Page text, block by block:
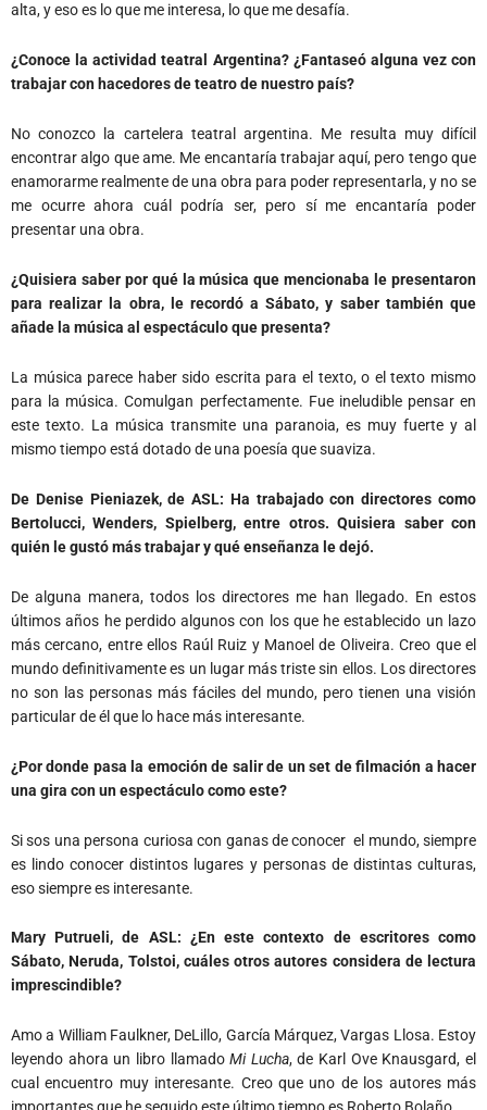
alta, y eso es lo que me interesa, lo que me desafía.
¿Conoce la actividad teatral Argentina? ¿Fantaseó alguna vez con
trabajar con hacedores de teatro de nuestro país?
No conozco la cartelera teatral argentina. Me resulta muy difícil
encontrar algo que ame. Me encantaría trabajar aquí, pero tengo que
enamorarme realmente de una obra para poder representarla, y no se
me ocurre ahora cuál podría ser, pero sí me encantaría poder
presentar una obra.
¿Quisiera saber por qué la música que mencionaba le presentaron
para realizar la obra, le recordó a Sábato, y saber también que
añade la música al espectáculo que presenta?
La música parece haber sido escrita para el texto, o el texto mismo
para la música. Comulgan perfectamente. Fue ineludible pensar en
este texto. La música transmite una paranoia, es muy fuerte y al
mismo tiempo está dotado de una poesía que suaviza.
De Denise Pieniazek, de ASL: Ha trabajado con directores como
Bertolucci, Wenders, Spielberg, entre otros. Quisiera saber con
quién le gustó más trabajar y qué enseñanza le dejó.
De alguna manera, todos los directores me han llegado. En estos
últimos años he perdido algunos con los que he establecido un lazo
más cercano, entre ellos Raúl Ruiz y Manoel de Oliveira. Creo que el
mundo definitivamente es un lugar más triste sin ellos. Los directores
no son las personas más fáciles del mundo, pero tienen una visión
particular de él que lo hace más interesante.
¿Por donde pasa la emoción de salir de un set de filmación a hacer
una gira con un espectáculo como este?
Si sos una persona curiosa con ganas de conocer el mundo, siempre
es lindo conocer distintos lugares y personas de distintas culturas,
eso siempre es interesante.
Mary Putrueli, de ASL: ¿En este contexto de escritores como
Sábato, Neruda, Tolstoi, cuáles otros autores considera de lectura
imprescindible?
Amo a William Faulkner, DeLillo, García Márquez, Vargas Llosa. Estoy
leyendo ahora un libro llamadoMi Lucha, de Karl Ove Knausgard, el
cual encuentro muy interesante. Creo que uno de los autores más